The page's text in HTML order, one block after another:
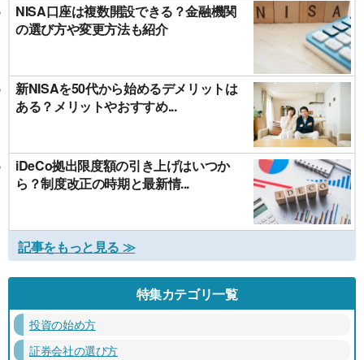
NISA口座は複数開設できる？金融機関
の選び方や変更方法も紹介
新NISAを50代から始めるデメリットは
ある？メリットやおすすめ...
iDeCo拠出限度額の引き上げはいつか
ら？制度改正の時期と最新情...
記事をもっと見る ≫
特集カテゴリ一覧
投資の始め方
証券会社の選び方